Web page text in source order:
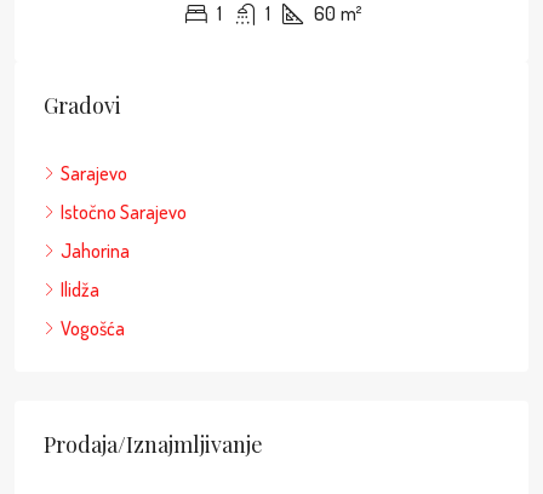
1 1 60 m²
Gradovi
Sarajevo
Istočno Sarajevo
Jahorina
Ilidža
Vogošća
Prodaja/Iznajmljivanje